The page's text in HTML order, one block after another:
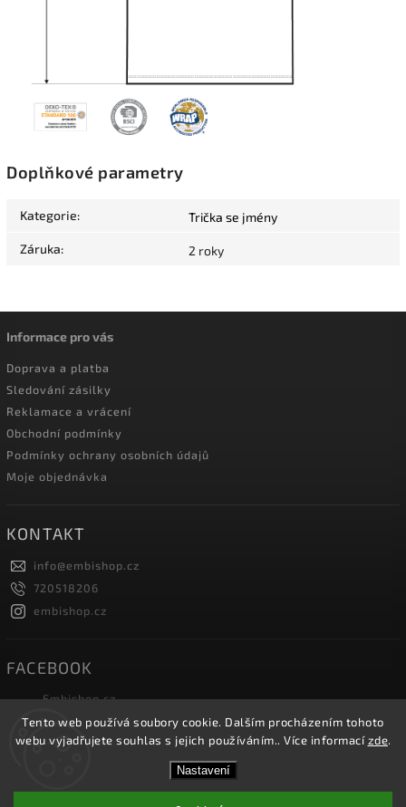
Tento web používá soubory cookie. Dalším procházením tohoto
webu vyjadřujete souhlas s jejich používáním.. Více informacízde.
Nastavení
Doplňkové parametry
Kategorie: Trička se jmény
Záruka: 2 roky
Informace pro vás
Doprava a platba
Sledování zásilky
Reklamace a vrácení
Obchodní podmínky
Podmínky ochrany osobních údajů
Moje objednávka
KONTAKT
info@embishop.cz
720518206
embishop.cz
FACEBOOK
Embishop.cz
Embishop.cz. Všechna práva vyhrazena.
Shoptet